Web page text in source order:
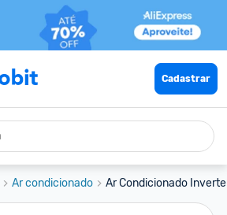
Cadastrar
Ar condicionado Ar Condicionado